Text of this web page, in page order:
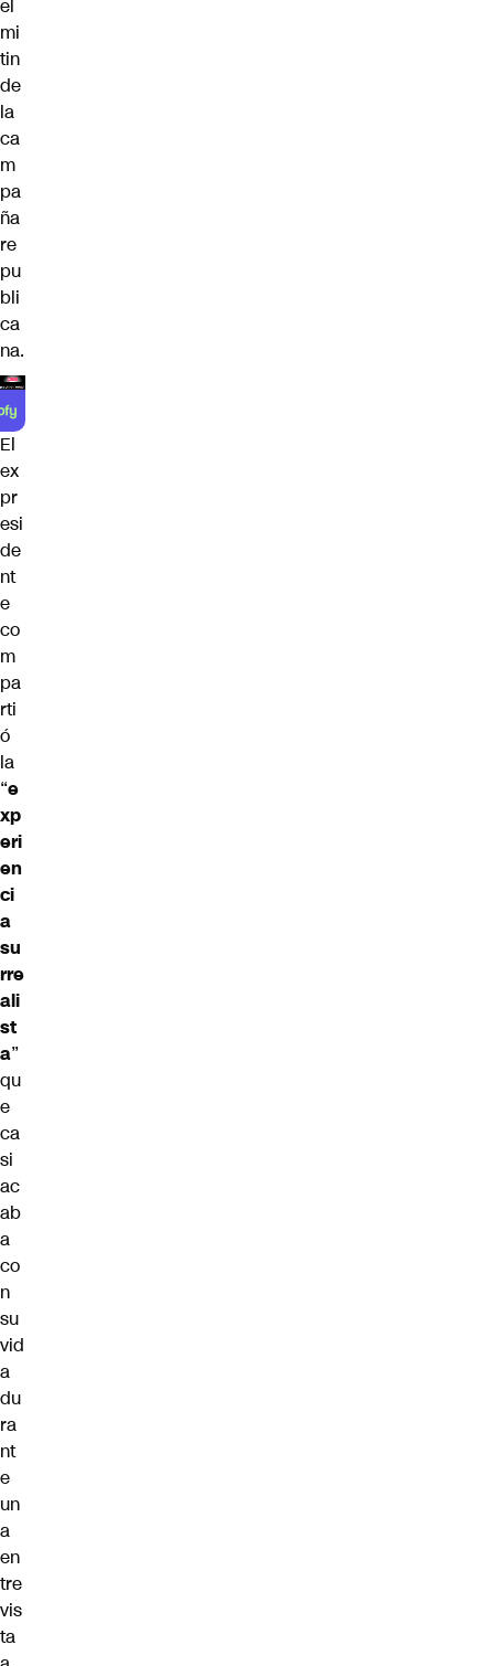
el
mi
tin
de
la
ca
m
pa
ña
re
pu
bli
ca
na.
El
ex
pr
esi
de
nt
e
co
m
pa
rti
ó
la
“e
xp
eri
en
ci
a
su
rre
ali
st
a”
qu
e
ca
si
ac
ab
a
co
n
su
vid
a
du
ra
nt
e
un
a
en
tre
vis
ta